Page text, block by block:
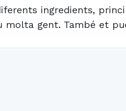
ingredients,
molta gent. També et